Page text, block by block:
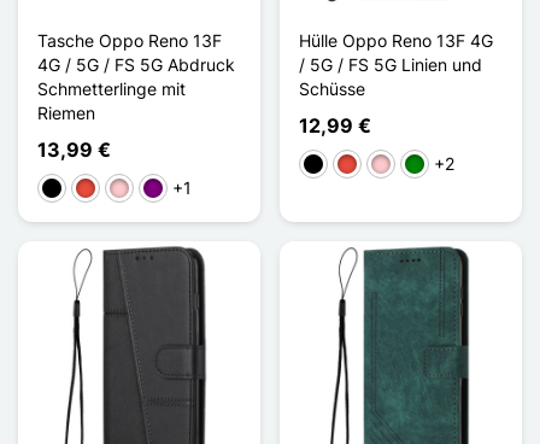
Tasche Oppo Reno 13F
4G / 5G / FS 5G Abdruck
Schmetterlinge mit
Riemen
13,99 €
Schwarz
Rot PinkViolett
+1
Hülle Oppo Reno 13F 4G
/ 5G / FS 5G Linien und
Schüsse
12,99 €
Schwarz
Rot PinkGrün+2